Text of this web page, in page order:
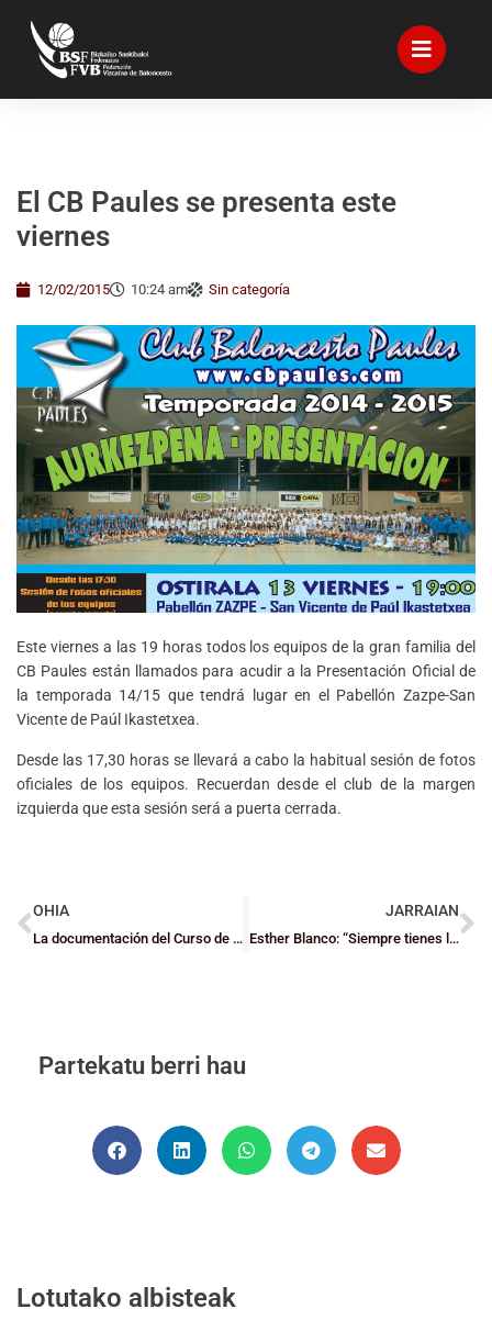
El CB Paules se presenta este
viernes
12/02/2015 10:24 am Sin categoría
Este viernes a las 19 horas todos los equipos de la gran familia del
CB Paules están llamados para acudir a la Presentación Oficial de
la temporada 14/15 que tendrá lugar en el Pabellón Zazpe-San
Vicente de Paúl Ikastetxea.
Desde las 17,30 horas se llevará a cabo la habitual sesión de fotos
oficiales de los equipos. Recuerdan desde el club de la margen
izquierda que esta sesión será a puerta cerrada.
OHIA
La documentación del Curso de Escolapios
JARRAIAN
Esther Blanco: “Siempre tienes la ilusión de llegar lo más alto posible”
Partekatu berri hau
Lotutako albisteak